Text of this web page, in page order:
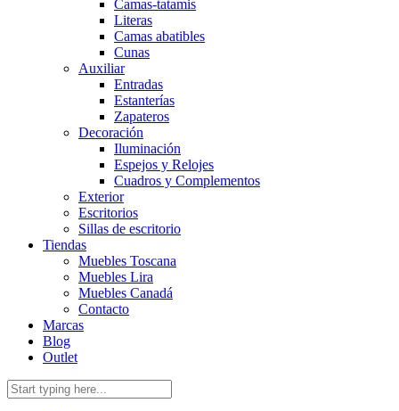
Camas-tatamis
Literas
Camas abatibles
Cunas
Auxiliar
Entradas
Estanterías
Zapateros
Decoración
Iluminación
Espejos y Relojes
Cuadros y Complementos
Exterior
Escritorios
Sillas de escritorio
Tiendas
Muebles Toscana
Muebles Lira
Muebles Canadá
Contacto
Marcas
Blog
Outlet